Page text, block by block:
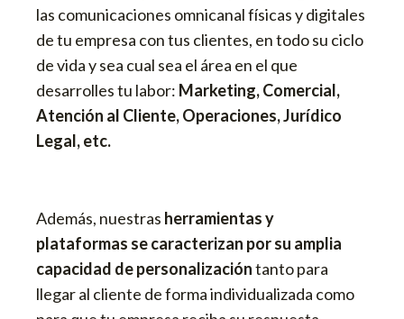
las comunicaciones omnicanal físicas y digitales
de tu empresa con tus clientes, en todo su ciclo
de vida y sea cual sea el área en el que
desarrolles tu labor: Marketing, Comercial,
Atención al Cliente, Operaciones, Jurídico
Legal, etc.
Además, nuestras herramientas y
plataformas se caracterizan por su amplia
capacidad de personalizacióntanto para
llegar al cliente de forma individualizada como